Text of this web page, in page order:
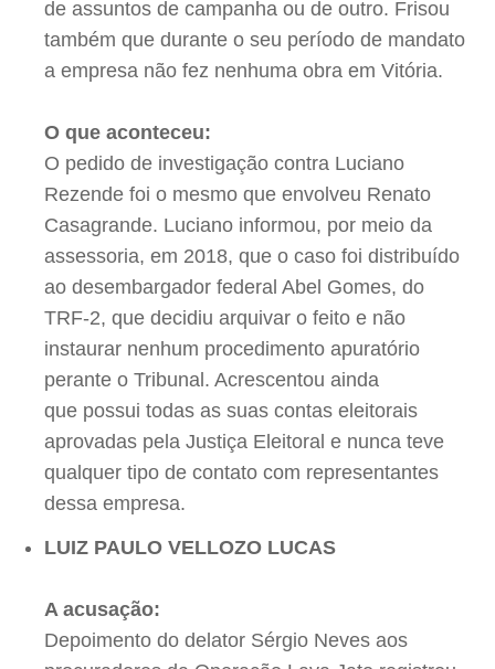
de assuntos de campanha ou de outro. Frisou
também que durante o seu período de mandato
a empresa não fez nenhuma obra em Vitória.
O que aconteceu:
O pedido de investigação contra Luciano
Rezende foi o mesmo que envolveu Renato
Casagrande. Luciano informou, por meio da
assessoria, em 2018, que o caso foi distribuído
ao desembargador federal Abel Gomes, do
TRF-2, que decidiu arquivar o feito e não
instaurar nenhum procedimento apuratório
perante o Tribunal. Acrescentou ainda
que possui todas as suas contas eleitorais
aprovadas pela Justiça Eleitoral e nunca teve
qualquer tipo de contato com representantes
dessa empresa.
LUIZ PAULO VELLOZO LUCAS
A acusação:
Depoimento do delator Sérgio Neves aos